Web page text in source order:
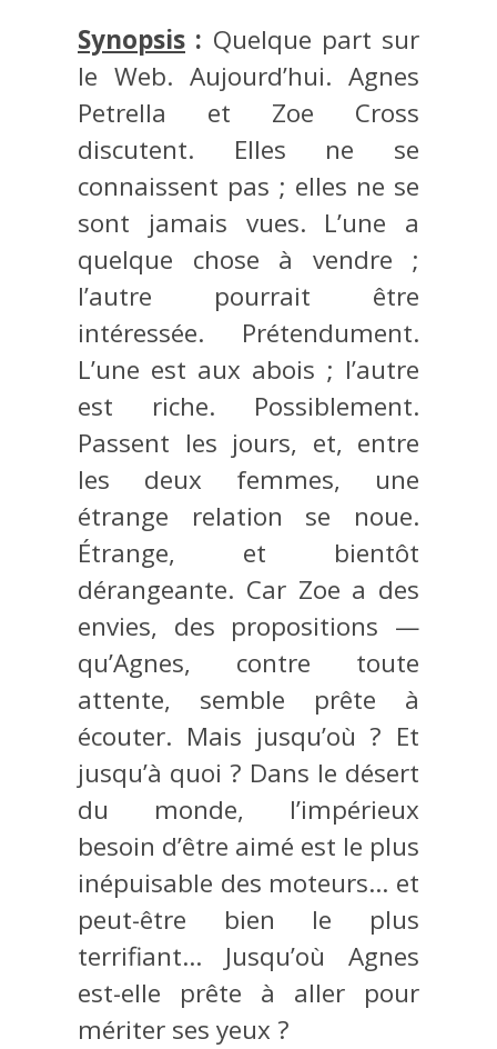
Synopsis : Quelque part sur
le Web. Aujourd’hui. Agnes
Petrella et Zoe Cross
discutent. Elles ne se
connaissent pas ; elles ne se
sont jamais vues. L’une a
quelque chose à vendre ;
l’autre pourrait être
intéressée. Prétendument.
L’une est aux abois ; l’autre
est riche. Possiblement.
Passent les jours, et, entre
les deux femmes, une
étrange relation se noue.
Étrange, et bientôt
dérangeante. Car Zoe a des
envies, des propositions —
qu’Agnes, contre toute
attente, semble prête à
écouter. Mais jusqu’où ? Et
jusqu’à quoi ? Dans le désert
du monde, l’impérieux
besoin d’être aimé est le plus
inépuisable des moteurs… et
peut-être bien le plus
terrifiant… Jusqu’où Agnes
est-elle prête à aller pour
mériter ses yeux ?